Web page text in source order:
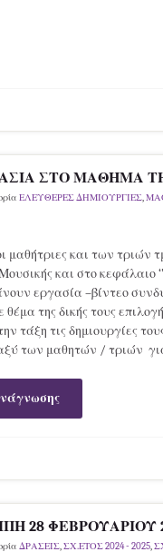
ΣΤΟ ΜΑΘΗΜΑ
ΕΛΕΥΘΕΡΕΣ ΔΗΜΙΟΥΡΓΙΕΣ,
μαθήτριες και των τριών
και στο κεφάλαιο
εργασία –βίντεο
της δικής τους
τάξη τις δημιουργίες
των μαθητών / τριών
28 ΦΕΒΡΟΥΑΡΙΟΥ
ΔΡΑΣΕΙΣ,ΣΧ.ΕΤΟΣ 2024 - 2025,